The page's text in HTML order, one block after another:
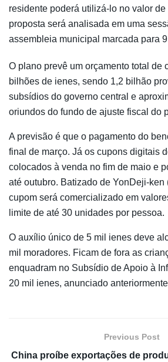
residente poderá utilizá-lo no valor de
proposta será analisada em uma
assembleia municipal marcada para
O plano prevê um orçamento total de
bilhões de ienes, sendo 1,2 bilhão
subsídios do governo central e
oriundos do fundo de ajuste fiscal do
A previsão é que o pagamento do
final de março. Já os cupons digitais
colocados à venda no fim de maio e
até outubro. Batizado de YonDeji-ken
cupom será comercializado em
limite de até 30 unidades por pessoa.
O auxílio único de 5 mil ienes deve
mil moradores. Ficam de fora as
enquadram no Subsídio de Apoio à
20 mil ienes, anunciado
Previous Post
China proíbe exportações de